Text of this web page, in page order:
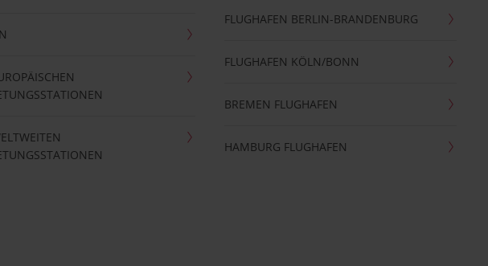
FLUGHAFEN BERLIN-BRANDENBURG
FLUGHAFEN KÖLN/BONN
BREMEN FLUGHAFEN
HAMBURG FLUGHAFEN